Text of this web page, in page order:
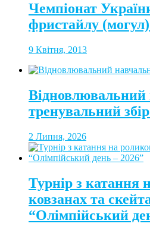
Чемпіонат
фристайлу
9 Квітня, 2013
Відновлювальний
тренувальний
2 Липня, 2026
Турнір з катання
ковзанах та
“Олімпійський